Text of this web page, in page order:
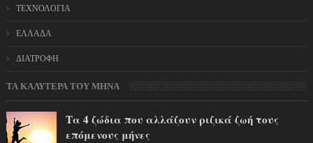
ΤΕΧΝΟΛΟΓΙΑ
ΕΛΛΑΔΑ
ΔΙΑΤΡΟΦΗ
ΤΑ ΚΑΛΥΤΕΡΑ ΤΟΥ ΜΗΝΑ
Τα 4 ζώδια που αλλάζουν ριζικά ζωή τους
επόμενους μήνες